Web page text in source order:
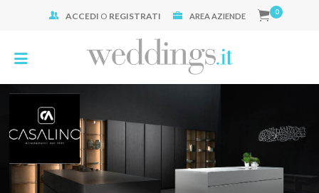
ACCEDI O REGISTRATI AREA AZIENDE 0